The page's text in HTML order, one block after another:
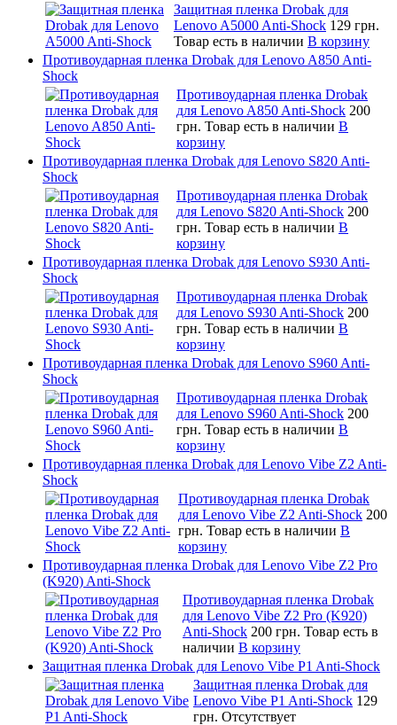
Защитная пленка Drobak для
Lenovo A5000 Anti-Shock 129 грн.
Товар есть в наличии В корзину
Противоударная пленка Drobak для Lenovo A850 Anti-
Shock
Противоударная пленка Drobak
для Lenovo A850 Anti-Shock 200
грн. Товар есть в наличии В
корзину
Противоударная пленка Drobak для Lenovo S820 Anti-
Shock
Противоударная пленка Drobak
для Lenovo S820 Anti-Shock 200
грн. Товар есть в наличии В
корзину
Противоударная пленка Drobak для Lenovo S930 Anti-
Shock
Противоударная пленка Drobak
для Lenovo S930 Anti-Shock 200
грн. Товар есть в наличии В
корзину
Противоударная пленка Drobak для Lenovo S960 Anti-
Shock
Противоударная пленка Drobak
для Lenovo S960 Anti-Shock 200
грн. Товар есть в наличии В
корзину
Противоударная пленка Drobak для Lenovo Vibe Z2 Anti-
Shock
Противоударная пленка Drobak
для Lenovo Vibe Z2 Anti-Shock 200
грн. Товар есть в наличии В
корзину
Противоударная пленка Drobak для Lenovo Vibe Z2 Pro
(K920) Anti-Shock
Противоударная пленка Drobak
для Lenovo Vibe Z2 Pro (K920)
Anti-Shock 200 грн. Товар есть в
наличии В корзину
Защитная пленка Drobak для Lenovo Vibe P1 Anti-Shock
Защитная пленка Drobak для
Lenovo Vibe P1 Anti-Shock 129
грн. Отсутствует